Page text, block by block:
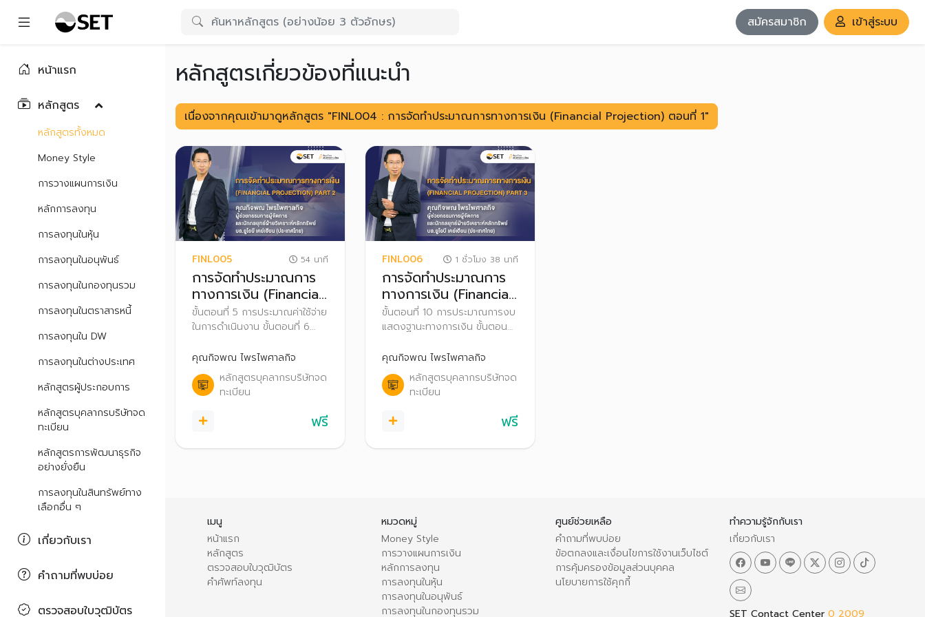
สมัครสมาชิก เข้าสู่ระบบ
หน้าแรก
หลักสูตร
หลักสูตรทั้งหมด
Money Style
การวางแผนการเงิน
หลักการลงทุน
การลงทุนในหุ้น
การลงทุนในอนุพันธ์
การลงทุนในกองทุนรวม
การลงทุนในตราสารหนี้
การลงทุนใน DW
การลงทุนในต่างประเทศ
หลักสูตรผู้ประกอบการ
หลักสูตรบุคลากรบริษัทจด
ทะเบียน
หลักสูตรการพัฒนาธุรกิจ
อย่างยั่งยืน
การลงทุนในสินทรัพย์ทาง
เลือกอื่น ๆ
เกี่ยวกับเรา
คำถามที่พบบ่อย
ตรวจสอบใบวุฒิบัตร
หลักสูตรเกี่ยวข้องที่แนะนำ
เนื่องจากคุณเข้ามาดูหลักสูตร "FINL004 : การจัดทำประมาณการทางการเงิน (Financial Projection) ตอนที่ 1"
FINL005 54 นาที
การจัดทำประมาณการ
ทางการเงิน (Financial
Projection) ตอนที่ 2
ขั้นตอนที่ 5 การประมาณค่าใช้จ่าย
ในการดำเนินงาน ขั้นตอนที่ 6
ขั้นตอนที่ 7 การประมาณค่าใช้จ่าย
ในการลงทุน ขั้นตอนที่ 8 การ
ประมาณการเงินสดของกิจการ
และขั้นตอนที่ 9 การประมาณ
เงินปันผลจ่ายของกิจการ
คุณกิจพณ ไพรไพศาลกิจ
หลักสูตรบุคลากรบริษัทจด
ทะเบียน
ฟรี
FINL006 1 ชั่วโมง 38 นาที
การจัดทำประมาณการ
ทางการเงิน (Financial
Projection) ตอนที่ 3
ขั้นตอนที่ 10 การประมาณการงบ
แสดงฐานะทางการเงิน ขั้นตอนที่
เงินสด ขั้นตอนที่ 12 การวิเคราะห์
อัตราส่วนทางการเงิน ขั้นตอนที่
13 การประเมินมูลค่าหุ้นด้วยวิธีคิด
ลดกระแสเงินสด และขั้นตอนที่ 14
การวิเคราะห์ความไว (Sensitivity
Analysis)
คุณกิจพณ ไพรไพศาลกิจ
หลักสูตรบุคลากรบริษัทจด
ทะเบียน
ฟรี
เมนู
หน้าแรก
หลักสูตร
ตรวจสอบใบวุฒิบัตร
คำศัพท์ลงทุน
หมวดหมู่
Money Style
การวางแผนการเงิน
หลักการลงทุน
การลงทุนในหุ้น
การลงทุนในอนุพันธ์
การลงทุนในกองทุนรวม
ศูนย์ช่วยเหลือ
คำถามที่พบบ่อย
ข้อตกลงและเงื่อนไขการใช้งานเว็บไซต์
การคุ้มครองข้อมูลส่วนบุคคล
นโยบายการใช้คุกกี้
ทำความรู้จักกับเรา
เกี่ยวกับเรา